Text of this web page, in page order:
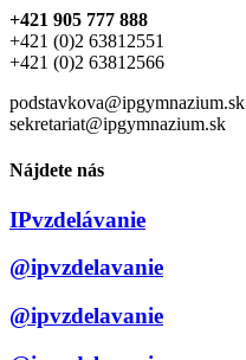
+421 905 777 888
+421 (0)2 63812551
+421 (0)2 63812566
podstavkova@ipgymnazium.sk
sekretariat@ipgymnazium.sk
Nájdete nás
IPvzdelávanie
@ipvzdelavanie
@ipvzdelavanie